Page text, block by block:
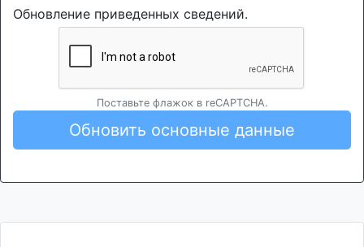
Обновление приведенных сведений.
Поставьте флажок в reCAPTCHA.
Обновить основные данные